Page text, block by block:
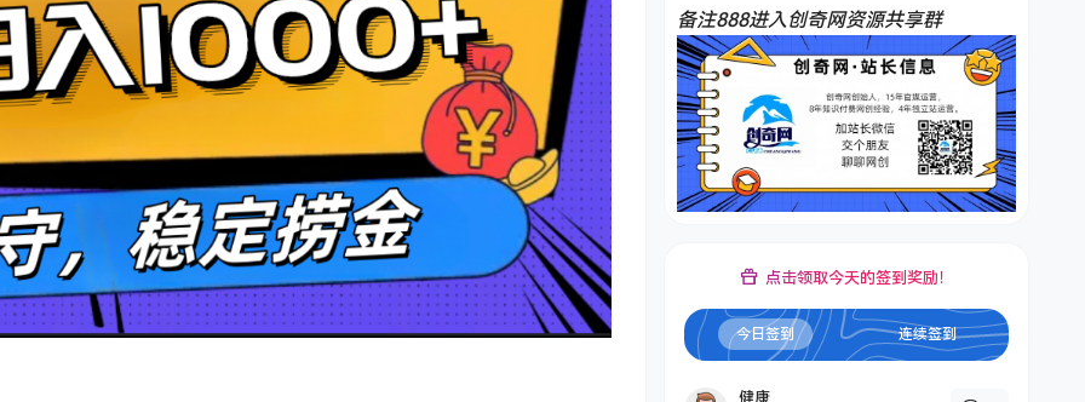
备注888进入创奇网资源共享群
点击领取今天的签到奖励！
今日签到 连续签到
健康